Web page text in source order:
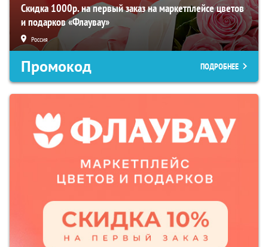
Скидка 1000р. на первый заказ на маркетплейсе цветов
и подарков «Флаувау»
Россия
Промокод ПОДРОБНЕЕ